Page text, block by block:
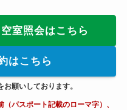
室照会はこちら
はこちら
願いしております。
パスポート記載のローマ字）、